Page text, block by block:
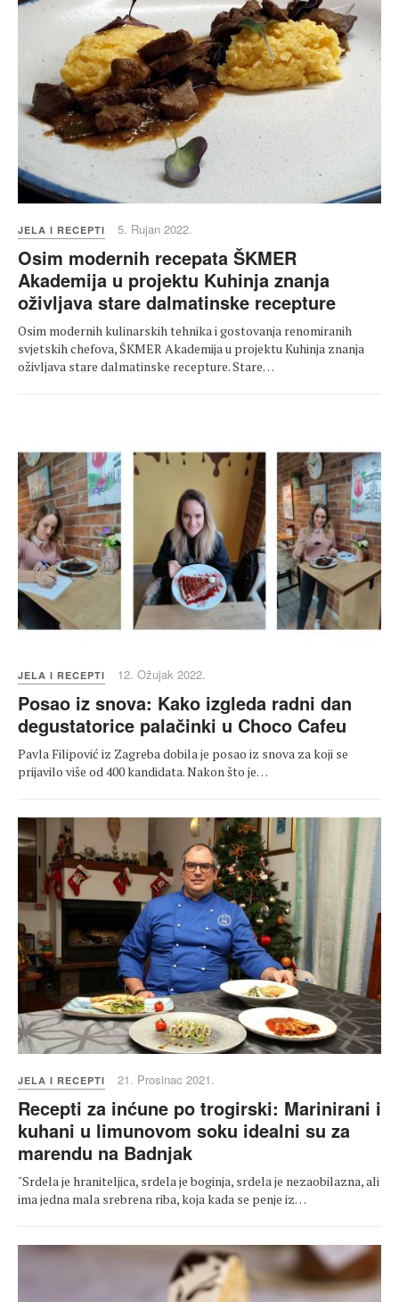
JELA I RECEPTI 5. Rujan 2022.
Osim modernih recepata ŠKMER
Akademija u projektu Kuhinja znanja
oživljava stare dalmatinske recepture
Osim modernih kulinarskih tehnika i gostovanja renomiranih
svjetskih chefova, ŠKMER Akademija u projektu Kuhinja znanja
oživljava stare dalmatinske recepture. Stare…
JELA I RECEPTI 12. Ožujak 2022.
Posao iz snova: Kako izgleda radni dan
degustatorice palačinki u Choco Cafeu
Pavla Filipović iz Zagreba dobila je posao iz snova za koji se
prijavilo više od 400 kandidata. Nakon što je…
JELA I RECEPTI 21. Prosinac 2021.
Recepti za inćune po trogirski: Marinirani i
kuhani u limunovom soku idealni su za
marendu na Badnjak
"Srdela je hraniteljica, srdela je boginja, srdela je nezaobilazna, ali
ima jedna mala srebrena riba, koja kada se penje iz…